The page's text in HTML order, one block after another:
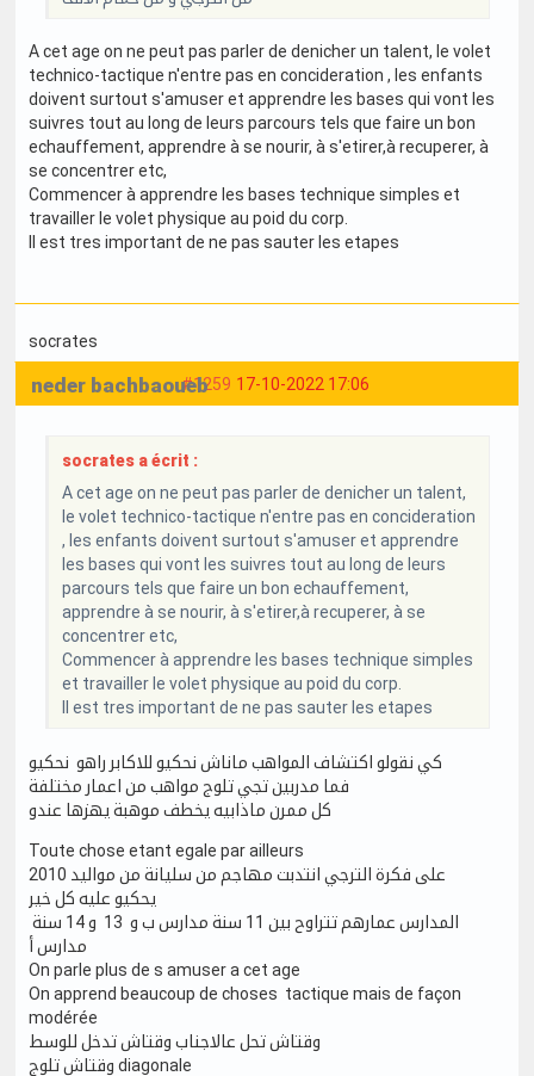
A cet age on ne peut pas parler de denicher un talent, le volet
technico-tactique n'entre pas en concideration , les enfants
doivent surtout s'amuser et apprendre les bases qui vont les
suivres tout au long de leurs parcours tels que faire un bon
echauffement, apprendre à se nourir, à s'etirer,à recuperer, à
se concentrer etc,
Commencer à apprendre les bases technique simples et
travailler le volet physique au poid du corp.
Il est tres important de ne pas sauter les etapes
socrates
#1259 17-10-2022 17:06
neder bachbaoueb
socrates a écrit :
A cet age on ne peut pas parler de denicher un talent,
le volet technico-tactique n'entre pas en concideration
, les enfants doivent surtout s'amuser et apprendre
les bases qui vont les suivres tout au long de leurs
parcours tels que faire un bon echauffement,
apprendre à se nourir, à s'etirer,à recuperer, à se
concentrer etc,
Commencer à apprendre les bases technique simples
et travailler le volet physique au poid du corp.
Il est tres important de ne pas sauter les etapes
كي نقولو اكتشاف المواهب ماناش نحكيو للاكابر راهو نحكيو
فما مدربين تجي تلوج مواهب من اعمار مختلفة
كل ممرن ماذابيه يخطف موهبة يهزها عندو
Toute chose etant egale par ailleurs
على فكرة الترجي انتدبت مهاجم من سليانة من مواليد 2010
يحكيو عليه كل خير
المدارس عمارهم تتراوح بين 11 سنة مدارس ب و 13 و 14 سنة
مدارس أ
On parle plus de s amuser a cet age
On apprend beaucoup de choses tactique mais de façon
modérée
وقتاش تحل عالاجناب وقتاش تدخل للوسط
وقتاش تلوج diagonale